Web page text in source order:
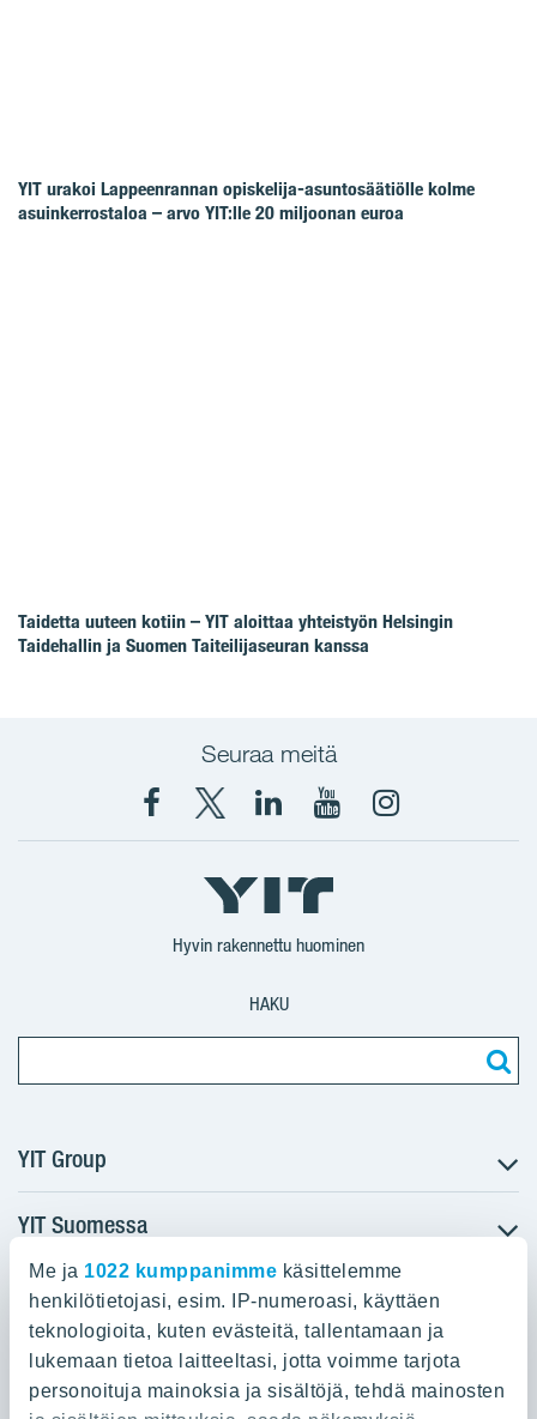
Me ja 1022 kumppanimme käsittelemme
henkilötietojasi, esim. IP-numeroasi, käyttäen
teknologioita, kuten evästeitä, tallentamaan ja
lukemaan tietoa laitteeltasi, jotta voimme tarjota
personoituja mainoksia ja sisältöjä, tehdä mainosten
YIT urakoi Lappeenrannan opiskelija-asuntosäätiölle kolme
asuinkerrostaloa – arvo YIT:lle 20 miljoonan euroa
Taidetta uuteen kotiin – YIT aloittaa yhteistyön Helsingin
Taidehallin ja Suomen Taiteilijaseuran kanssa
Seuraa meitä
Facebook
X
YIT
Suomi
YIT
Corporation
YIT
Corporation
Instagram
Hyvin rakennettu huominen
HAKU
YIT Group
Tietoa YIT:stä
Töihin meille
Sijoittajat
Projektit
YIT Suomessa
Myytävät asunnot
Vuokrattavat toimitilat
Kiinteistösijoittaminen
Infrarakentaminen
YIT:n pääkonttori
Panuntie 11, PL 36, 00620 Helsinki
020 433 111